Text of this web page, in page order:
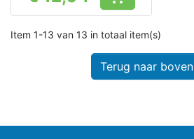
Prijs
Item 1-13 van 13 in totaal item(s)
Terug naar boven